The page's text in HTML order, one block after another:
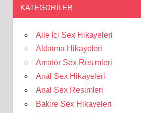
KATEGORILER
Aile İçi Sex Hikayeleri
Aldatma Hikayeleri
Amatör Sex Resimleri
Anal Sex Hikayeleri
Anal Sex Resimleri
Bakire Sex Hikayeleri